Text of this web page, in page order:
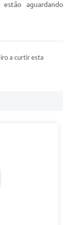
aguardando
a curtir esta